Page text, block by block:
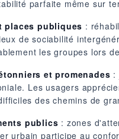
parfaite même sur
places publiques :
de sociabilité
les groupes lors
et promenades :
Les usagers
des chemins de
publics : zones
urbain participe au